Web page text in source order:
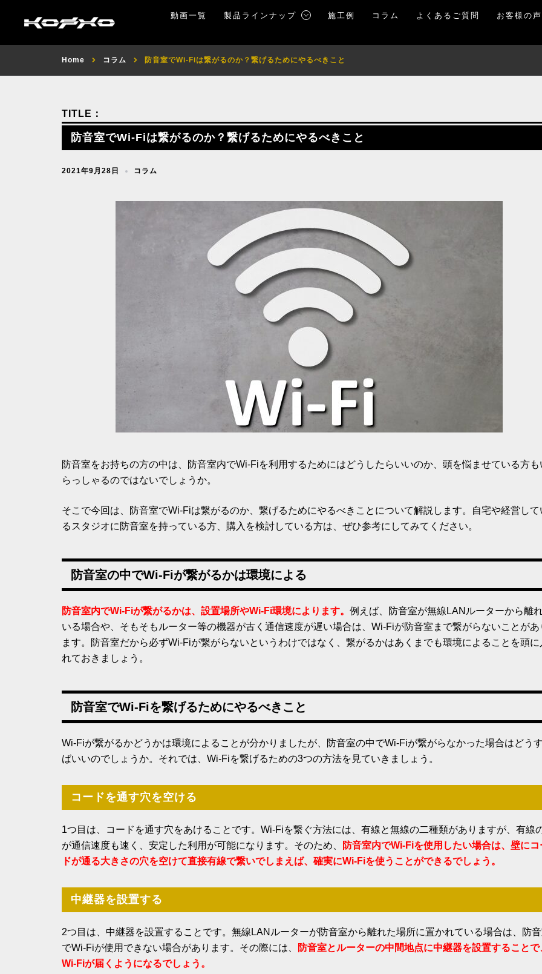
動画一覧 製品ラインナップ 施工例 コラム よくあるご質問 お客様の声
Home コラム 防音室でWi-Fiは繋がるのか？繋げるためにやるべきこと
防音室でWi-Fiは繋がるのか？繋げるためにやるべきこと
2021年9月28日 コラム
防音室をお持ちの方の中は、防音室内でWi-Fiを利用するためにはどうしたらいいのか、頭を悩ませている方も
らっしゃるのではないでしょうか。
そこで今回は、防音室でWi-Fiは繋がるのか、繋げるためにやるべきことについて解説します。自宅や経営して
るスタジオに防音室を持っている方、購入を検討している方は、ぜひ参考にしてみてください。
防音室の中でWi-Fiが繋がるかは環境による
防音室内でWi-Fiが繋がるかは、設置場所やWi-Fi環境によります。 例えば、防音室が無線LANルーターから離
いる場合や、そもそもルーター等の機器が古く通信速度が遅い場合は、Wi-Fiが防音室まで繋がらないことがあ
ます。防音室だから必ずWi-Fiが繋がらないというわけではなく、繋がるかはあくまでも環境によることを頭に
れておきましょう。
防音室でWi-Fiを繋げるためにやるべきこと
Wi-Fiが繋がるかどうかは環境によることが分かりましたが、防音室の中でWi-Fiが繋がらなかった場合はどう
ばいいのでしょうか。それでは、Wi-Fiを繋げるための3つの方法を見ていきましょう。
コードを通す穴を空ける
1つ目は、コードを通す穴をあけることです。Wi-Fiを繋ぐ方法には、有線と無線の二種類がありますが、有線
が通信速度も速く、安定した利用が可能になります。そのため、
防音室内でWi-Fiを使用したい場合は、壁にコ
ドが通る大きさの穴を空けて直接有線で繋いでしまえば、確実にWi-Fiを使うことができるでしょう。
中継器を設置する
2つ目は、中継器を設置することです。無線LANルーターが防音室から離れた場所に置かれている場合は、防
でWi-Fiが使用できない場合があります。その際には、
防音室とルーターの中間地点に中継器を設置することで
Wi-Fiが届くようになるでしょう。